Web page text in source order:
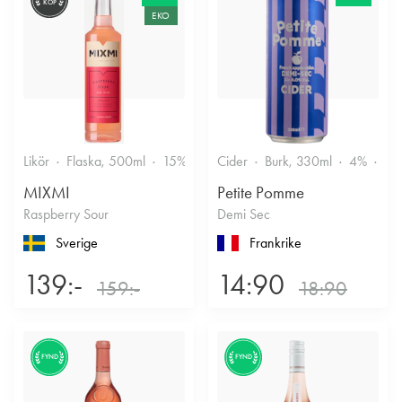
KÖP
EKO
Likör Flaska, 500ml 15% Annan likör
MIXMI
Raspberry Sour
Sverige
139:- 159:-
Cider Burk, 330ml 4%
Petite Pomme
Demi Sec
Frankrike
14:90 18:90
FYND FYND